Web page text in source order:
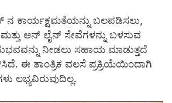
ನ ಕಾರ್ಯಕ್ಷಮತೆಯನ್ನು ಬಲಪಡಿಸಲು,
ಮತ್ತು ಆನ್ ಲೈನ್ ಸೇವೆಗಳನ್ನು ಬಳಸುವ
ನೀಡಲು ಸಹಾಯ ಮಾಡುತ್ತದೆ
ಈ ತಾಂತ್ರಿಕ ವಲಸೆ ಪ್ರಕ್ರಿಯೆಯಿಂದಾಗಿ
ಲಭ್ಯವಿರುವುದಿಲ್ಲ.